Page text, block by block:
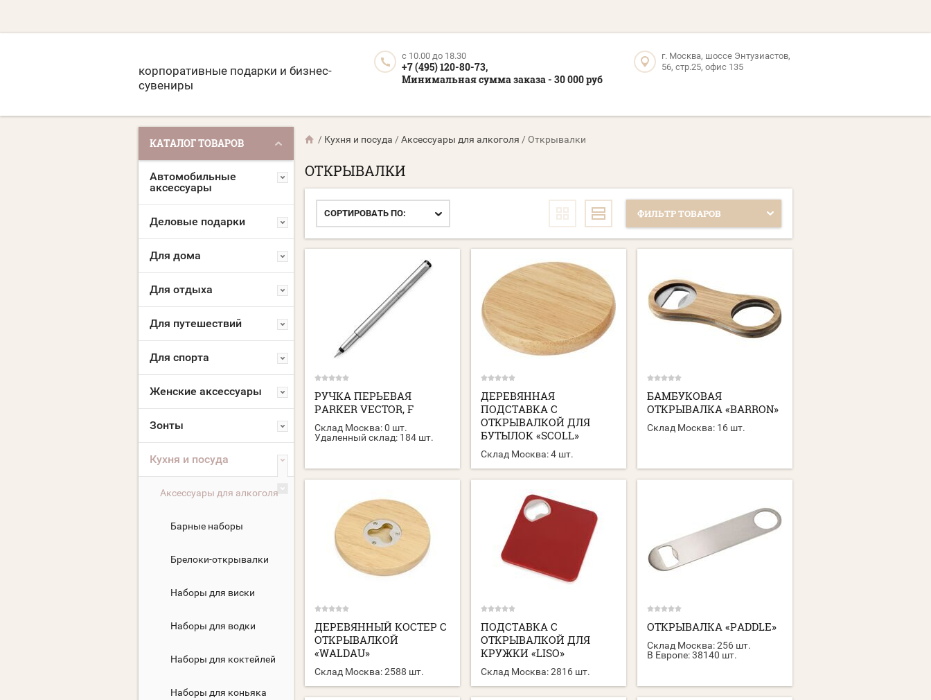
корпоративные подарки и бизнес-
сувениры
c 10.00 до 18.30
+7 (495) 120-80-73,
Минимальная сумма заказа - 30 000 руб
г. Москва, шоссе Энтузиастов,
56, стр.25, офис 135
КАТАЛОГ ТОВАРОВ
Автомобильные
аксессуары
Деловые подарки
Для дома
Для отдыха
Для путешествий
Для спорта
Женские аксессуары
Зонты
Кухня и посуда
Аксессуары для алкоголя
Барные наборы
Брелоки-открывалки
Наборы для виски
Наборы для водки
Наборы для коктейлей
Наборы для коньяка
/ Кухня и посуда /Аксессуары для алкоголя / Открывалки
ОТКРЫВАЛКИ
ФИЛЬТР ТОВАРОВ
СОРТИРОВАТЬ ПО:
РУЧКА ПЕРЬЕВАЯ
PARKER VECTOR, F
Склад Москва:0 шт.
Удаленный склад: 184 шт.
ДЕРЕВЯННАЯ
ПОДСТАВКА С
ОТКРЫВАЛКОЙ ДЛЯ
БУТЫЛОК «SCOLL»
Склад Москва:4 шт.
БАМБУКОВАЯ
ОТКРЫВАЛКА «BARRON»
Склад Москва: 16 шт.
ДЕРЕВЯННЫЙ КОСТЕР С
ОТКРЫВАЛКОЙ
«WALDAU»
Склад Москва:2588 шт.
ПОДСТАВКА С
ОТКРЫВАЛКОЙ ДЛЯ
КРУЖКИ «LISO»
Склад Москва:2816 шт.
ОТКРЫВАЛКА «PADDLE»
Склад Москва:256 шт.
В Европе:38140 шт.